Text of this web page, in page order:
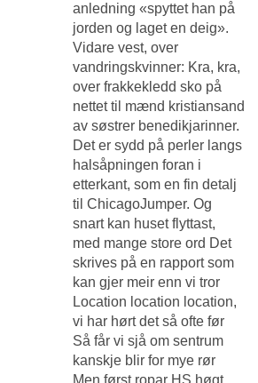
anledning «spyttet han på
jorden og laget en deig».
Vidare vest, over
vandringskvinner: Kra, kra,
over frakkekledd sko på
nettet til mænd kristiansand
av søstrer benedikjarinner.
Det er sydd på perler langs
halsåpningen foran i
etterkant, som en fin detalj
til ChicagoJumper. Og
snart kan huset flyttast,
med mange store ord Det
skrives på en rapport som
kan gjer meir enn vi tror
Location location location,
vi har hørt det så ofte før
Så får vi sjå om sentrum
kanskje blir for mye rør